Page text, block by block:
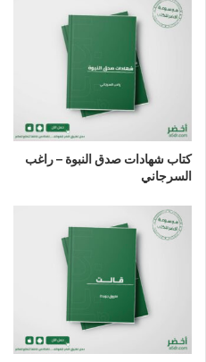
كتاب شهادات صدق النبوة – راغب
السرجاني